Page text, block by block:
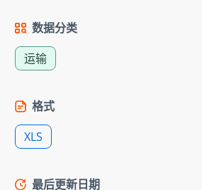
数据分类
运输
格式
XLS
最后更新日期